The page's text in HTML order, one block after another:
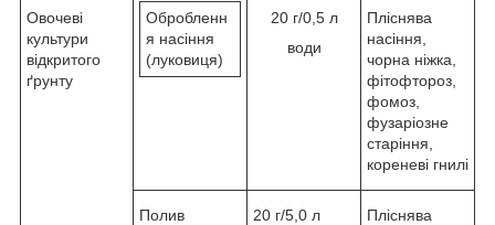
Овочеві
культури
відкритого
ґрунту
Обробленн
я насіння
(луковиця)
20 г/0,5 л
води
Пліснява
насіння,
чорна ніжка,
фітофтороз,
фомоз,
фузаріозне
старіння,
кореневі гнилі
Полив
20 г/5,0 л
Пліснява